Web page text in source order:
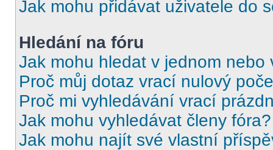
Jak mohu přidávat uživatele do
Hledání na fóru
Jak mohu hledat v jednom nebo
Proč můj dotaz vrací nulový
Proč mi vyhledávání vrací
Jak mohu vyhledávat členy fóra?
Jak mohu najít své vlastní